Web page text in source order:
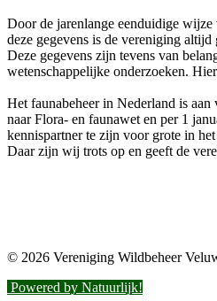
Door de jarenlange eenduidige
deze gegevens is de vereniging
Deze gegevens zijn tevens van
wetenschappelijke onderzoeken.
Het faunabeheer in Nederland is
naar Flora- en faunawet en per 1
kennispartner te zijn voor grote in
Daar zijn wij trots op en geeft de
© 2026 Vereniging Wildbeheer
Powered by Natuurlijk!